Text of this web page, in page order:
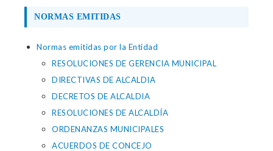
NORMAS EMITIDAS
Normas emitidas por la Entidad
RESOLUCIONES DE GERENCIA MUNICIPAL
DIRECTIVAS DE ALCALDIA
DECRETOS DE ALCALDIA
RESOLUCIONES DE ALCALDÍA
ORDENANZAS MUNICIPALES
ACUERDOS DE CONCEJO